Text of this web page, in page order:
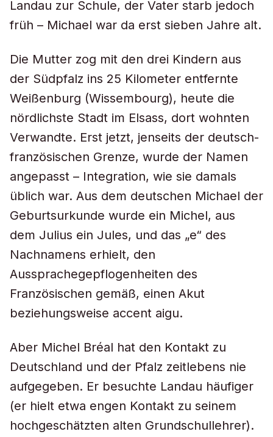
Landau zur Schule, der Vater starb jedoch
früh – Michael war da erst sieben Jahre alt.
Die Mutter zog mit den drei Kindern aus
der Südpfalz ins 25 Kilometer entfernte
Weißenburg (Wissembourg), heute die
nördlichste Stadt im Elsass, dort wohnten
Verwandte. Erst jetzt, jenseits der deutsch-
französischen Grenze, wurde der Namen
angepasst – Integration, wie sie damals
üblich war. Aus dem deutschen Michael der
Geburtsurkunde wurde ein Michel, aus
dem Julius ein Jules, und das „e“ des
Nachnamens erhielt, den
Aussprachegepflogenheiten des
Französischen gemäß, einen Akut
beziehungsweise accent aigu.
Aber Michel Bréal hat den Kontakt zu
Deutschland und der Pfalz zeitlebens nie
aufgegeben. Er besuchte Landau häufiger
(er hielt etwa engen Kontakt zu seinem
hochgeschätzten alten Grundschullehrer).